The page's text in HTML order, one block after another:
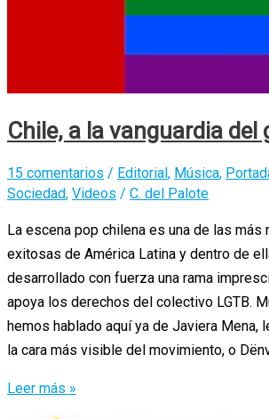
Chile, a la vanguardia del
15 comentarios / Editorial, Música,
Sociedad, Videos / C. del Palote
La escena pop chilena es una de las más
exitosas de América Latina y dentro de
desarrollado con fuerza una rama
apoya los derechos del colectivo LGTB.
hemos hablado aquí ya de Javiera Mena,
la cara más visible del movimiento, o
Chile,
Leer más »